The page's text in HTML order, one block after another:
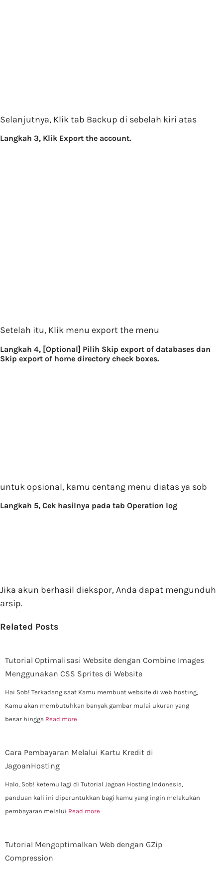
Selanjutnya, Klik tab Backup di sebelah kiri atas
Langkah 3, Klik Export the account.
Setelah itu, Klik menu export the menu
Langkah 4, [Optional] Pilih Skip export of databases dan
Skip export of home directory check boxes.
untuk opsional, kamu centang menu diatas ya sob
Langkah 5, Cek hasilnya pada tab Operation log
Jika akun berhasil diekspor, Anda dapat mengunduh
arsip.
Related Posts
Tutorial Optimalisasi Website dengan Combine Images
Menggunakan CSS Sprites di Website
Hai Sob! Terkadang saat Kamu membuat website di web hosting,
Kamu akan membutuhkan banyak gambar mulai ukuran yang
besar hingga Read more
Cara Pembayaran Melalui Kartu Kredit di
JagoanHosting
Halo, Sob! ketemu lagi di Tutorial Jagoan Hosting Indonesia,
panduan kali ini diperuntukkan bagi kamu yang ingin melakukan
pembayaran melalui Read more
Tutorial Mengoptimalkan Web dengan GZip
Compression